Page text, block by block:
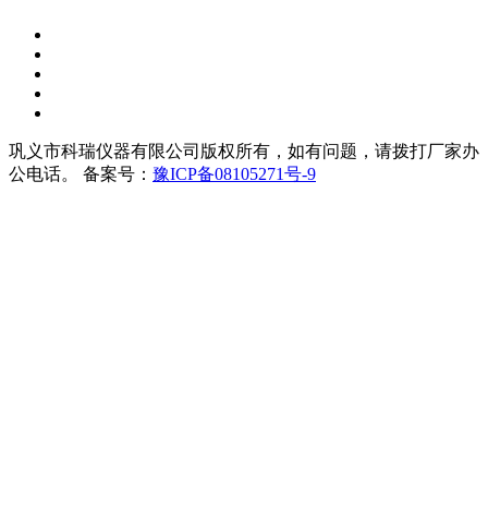
巩义市科瑞仪器有限公司版权所有，如有问题，请拨打厂家办
公电话。 备案号： 豫ICP备08105271号-9